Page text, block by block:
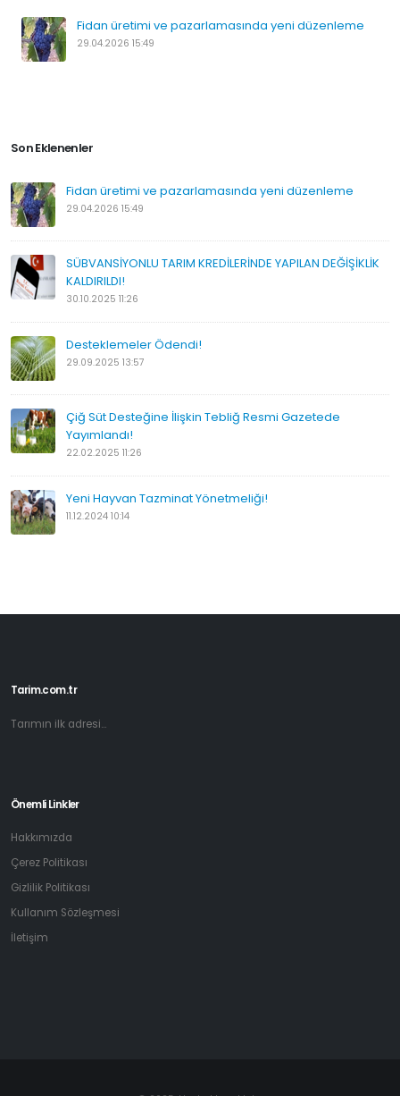
Fidan üretimi ve pazarlamasında yeni düzenleme
29.04.2026 15:49
Son Eklenenler
Fidan üretimi ve pazarlamasında yeni düzenleme
29.04.2026 15:49
SÜBVANSİYONLU TARIM KREDİLERİNDE YAPILAN DEĞİŞİKLİK
KALDIRILDI!
30.10.2025 11:26
Desteklemeler Ödendi!
29.09.2025 13:57
Çiğ Süt Desteğine İlişkin Tebliğ Resmi Gazetede
Yayımlandı!
22.02.2025 11:26
Yeni Hayvan Tazminat Yönetmeliği!
11.12.2024 10:14
Tarim.com.tr
Tarımın ilk adresi...
Önemli Linkler
Hakkımızda
Çerez Politikası
Gizlilik Politikası
Kullanım Sözleşmesi
İletişim